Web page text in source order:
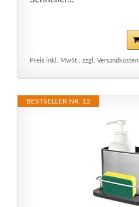
Preis inkl. MwSt., zzgl. Versandkosten
BESTSELLER NR. 12